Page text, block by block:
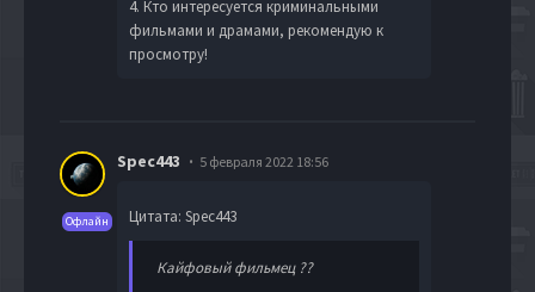
4. Кто интересуется криминальными
фильмами и драмами, рекомендую к
просмотру!
Офлайн
Spec443 5 февраля 2022 18:56
Цитата: Spec443
Кайфовый фильмец ??